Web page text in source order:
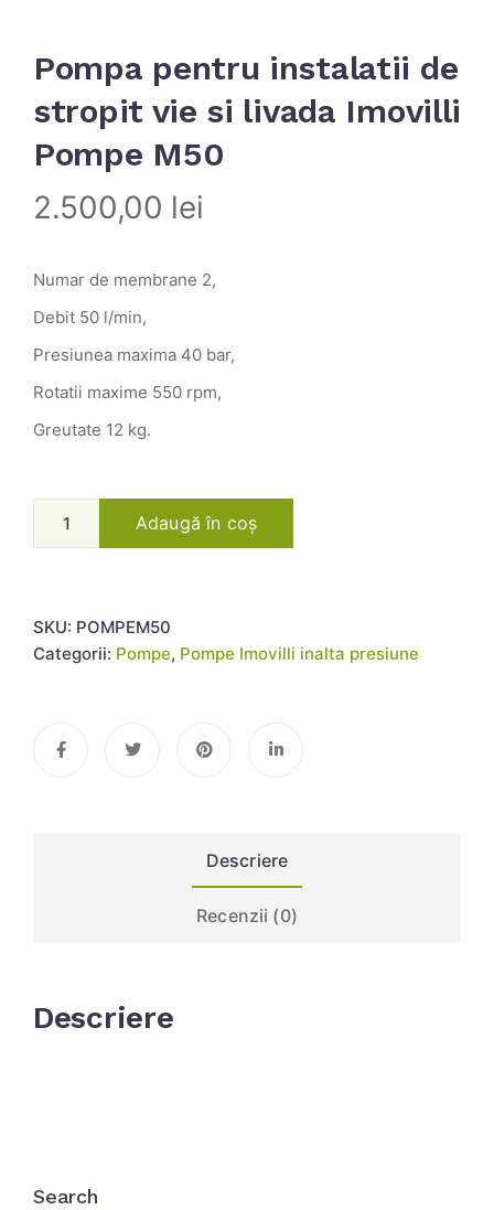
Pompa pentru instalatii de
stropit vie si livada Imovilli
Pompe M50
2.500,00 lei
Numar de membrane 2,
Debit 50 l/min,
Presiunea maxima 40 bar,
Rotatii maxime 550 rpm,
Greutate 12 kg.
Adaugă în coș
SKU: POMPEM50
Categorii: Pompe, Pompe Imovilli inalta presiune
Descriere
Recenzii (0)
Descriere
Search